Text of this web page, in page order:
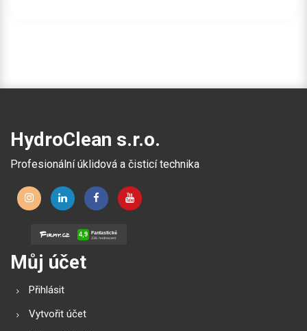
HydroClean s.r.o.
Profesionální úklidová a čisticí technika
Můj účet
Přihlásit
Vytvořit účet